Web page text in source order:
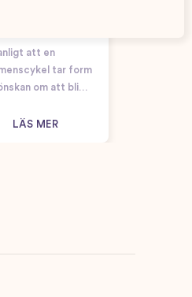
att en
tar form
om att bli
dagar
LÄS MER